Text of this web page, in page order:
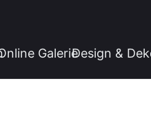
GalerieDesign &